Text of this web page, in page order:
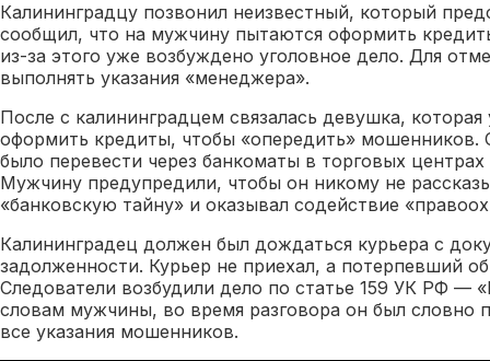
Калининградцу позвонил неизвестный, который
сообщил, что на мужчину пытаются оформить
из-за этого уже возбуждено уголовное дело. Для
выполнять указания «менеджера».
После с калининградцем связалась девушка,
оформить кредиты, чтобы «опередить» мошенников.
было перевести через банкоматы в торговых
Мужчину предупредили, чтобы он никому не
«банковскую тайну» и оказывал содействие
Калининградец должен был дождаться курьера с
задолженности. Курьер не приехал, а потерпевший
Следователи возбудили дело по статье 159 УК РФ —
словам мужчины, во время разговора он был словно
все указания мошенников.